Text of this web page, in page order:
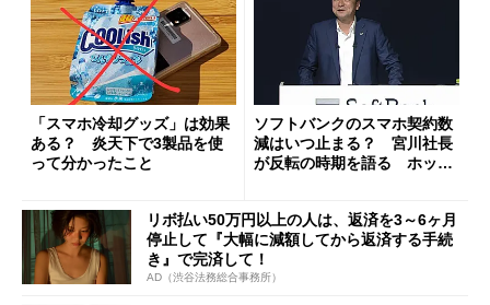
「スマホ冷却グッズ」は効果
ある？ 炎天下で3製品を使
って分かったこと
ソフトバンクのスマホ契約数
減はいつ止まる？ 宮川社長
が反転の時期を語る ホッピ
リボ払い50万円以上の人は、返済を3～6ヶ月
停止して『大幅に減額してから返済する手続
き』で完済して！
AD（渋谷法務総合事務所）